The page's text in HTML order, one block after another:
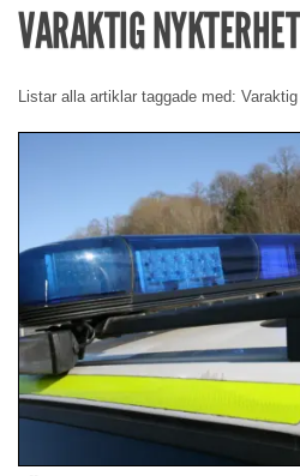
VARAKTIG NYKTERHET
Listar alla artiklar taggade med: